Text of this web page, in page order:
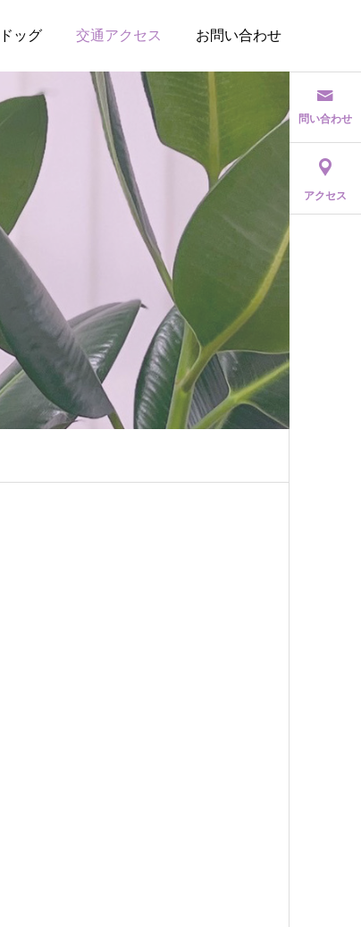
ッグ 交通アクセス お問い合わせ
問い合わせ
アクセス